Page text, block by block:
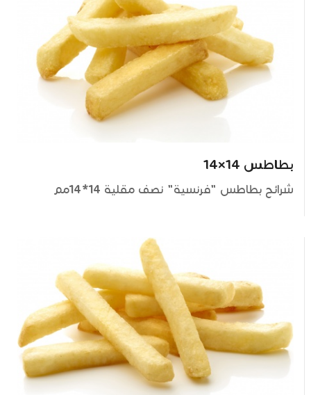
بطاطس 14×14
شرائح بطاطس "فرنسية" نصف مقلية 14*14مم